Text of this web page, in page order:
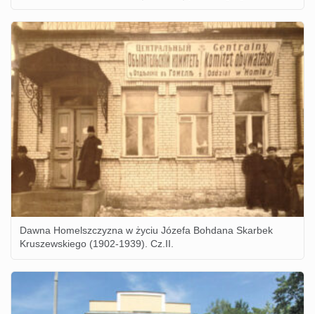
Dawna Homelszczyzna w życiu Józefa Bohdana Skarbek
Kruszewskiego (1902-1939). Cz.II.